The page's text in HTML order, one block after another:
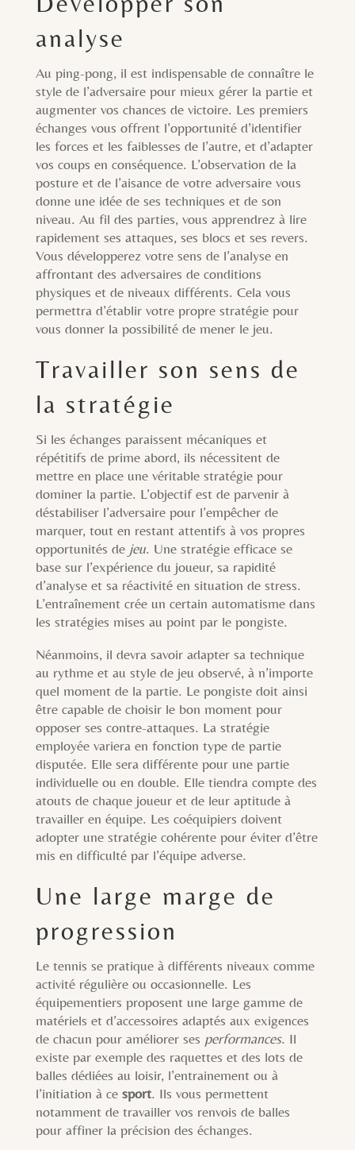
analyse
Au ping-pong, il est indispensable de connaître le
style de l’adversaire pour mieux gérer la partie et
augmenter vos chances de victoire. Les premiers
échanges vous offrent l’opportunité d’identifier
les forces et les faiblesses de l’autre, et d’adapter
vos coups en conséquence. L’observation de la
posture et de l’aisance de votre adversaire vous
donne une idée de ses techniques et de son
niveau. Au fil des parties, vous apprendrez à lire
rapidement ses attaques, ses blocs et ses revers.
Vous développerez votre sens de l’analyse en
affrontant des adversaires de conditions
physiques et de niveaux différents. Cela vous
permettra d’établir votre propre stratégie pour
vous donner la possibilité de mener le jeu.
Travailler son sens de
la stratégie
Si les échanges paraissent mécaniques et
répétitifs de prime abord, ils nécessitent de
mettre en place une véritable stratégie pour
dominer la partie. L’objectif est de parvenir à
déstabiliser l’adversaire pour l’empêcher de
marquer, tout en restant attentifs à vos propres
opportunités de jeu. Une stratégie efficace se
base sur l’expérience du joueur, sa rapidité
d’analyse et sa réactivité en situation de stress.
L’entraînement crée un certain automatisme dans
les stratégies mises au point par le pongiste.
Néanmoins, il devra savoir adapter sa technique
au rythme et au style de jeu observé, à n’importe
quel moment de la partie. Le pongiste doit ainsi
être capable de choisir le bon moment pour
opposer ses contre-attaques. La stratégie
employée variera en fonction type de partie
disputée. Elle sera différente pour une partie
individuelle ou en double. Elle tiendra compte des
atouts de chaque joueur et de leur aptitude à
travailler en équipe. Les coéquipiers doivent
adopter une stratégie cohérente pour éviter d’être
mis en difficulté par l’équipe adverse.
Une large marge de
progression
Le tennis se pratique à différents niveaux comme
activité régulière ou occasionnelle. Les
équipementiers proposent une large gamme de
matériels et d’accessoires adaptés aux exigences
de chacun pour améliorer ses performances. Il
existe par exemple des raquettes et des lots de
balles dédiées au loisir, l’entrainement ou à
l’initiation à cesport. Ils vous permettent
notamment de travailler vos renvois de balles
pour affiner la précision des échanges.